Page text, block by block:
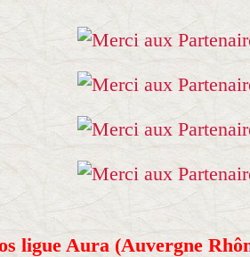
ligue Aura (Auvergne